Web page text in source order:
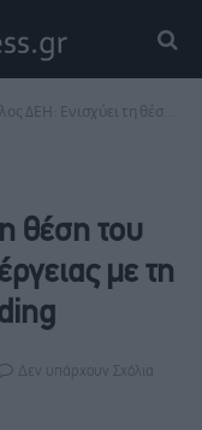
τη θέση του στις διεθνείς αγορές ενέργειας με τη νέα θυγατρική PPC Trading
θέση του
με τη
Δεν υπάρχουν Σχόλια